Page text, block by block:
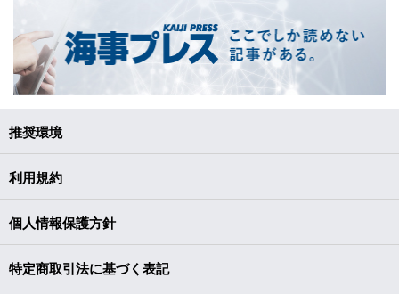
推奨環境
利用規約
個人情報保護方針
特定商取引法に基づく表記